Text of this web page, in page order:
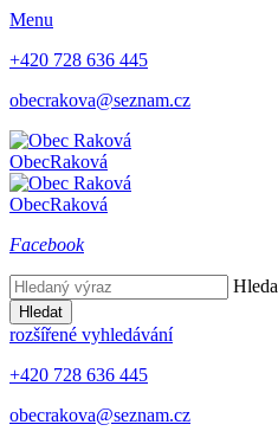
Menu
+420 728 636 445
obecrakova@seznam.cz
ObecRaková
ObecRaková
Facebook
Hledat
rozšířené vyhledávání
+420 728 636 445
obecrakova@seznam.cz